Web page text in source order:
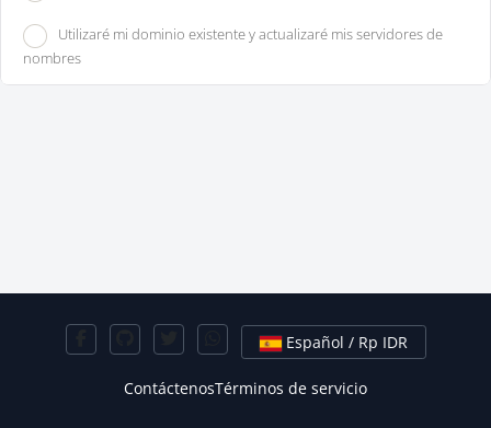
Utilizaré mi dominio existente y actualizaré mis servidores de
nombres
Español / Rp IDR
ContáctenosTérminos de servicio